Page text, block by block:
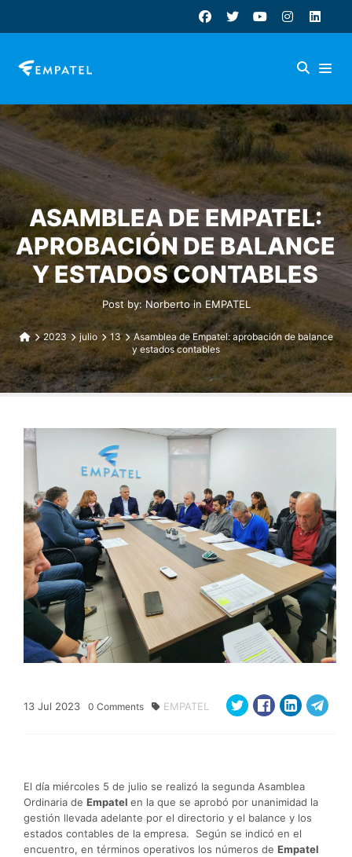
ASAMBLEA DE EMPATEL:
APROBACIÓN DE BALANCE
Y ESTADOS CONTABLES
Post by:Norbertoin EMPATEL
2023 julio 13
Asamblea de Empatel: aprobación de balance
y estados contables
13 Jul 2023 0 Comments EMPATEL
El día miércoles 5 de julio se realizó la segunda Asamblea
Ordinaria de Empatel en la que se aprobó por unanimidad la
gestión llevada adelante por el directorio y el balance y los
estados contables de la empresa. Según se indicó en el
encuentro, en términos operativos los números de Empatel